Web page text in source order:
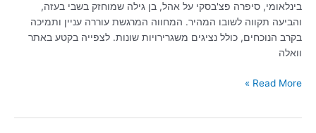
בינלאומי, סיפרה פצ'בסקי על אהל, בן גילה שמוחזק בשבי בעזה,
והביעה תקווה לשובו המהיר. המחווה המרגשת עוררה עניין ותמיכה
בקרב הנוכחים, כולל נציגים משגרירויות שונות. לצפייה בקטע באתר
וואלה
Read More »